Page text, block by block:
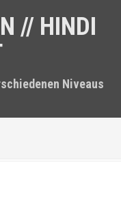
// HINDI
Niveaus